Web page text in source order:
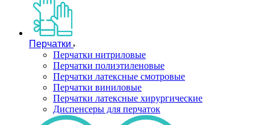
Перчатки
Перчатки нитриловые
Перчатки полиэтиленовые
Перчатки латексные смотровые
Перчатки виниловые
Перчатки латексные хирургические
Диспенсеры для перчаток